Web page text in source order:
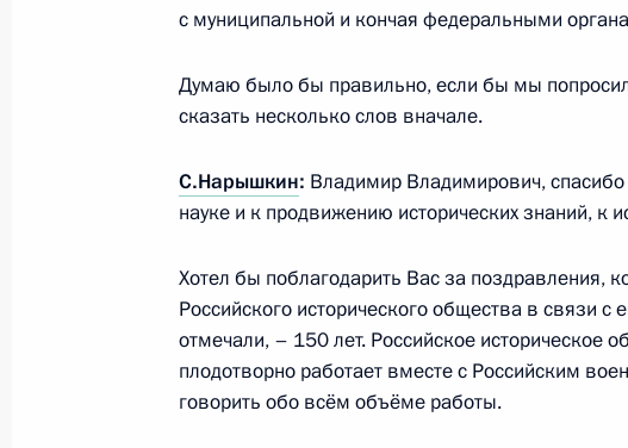
19 июля 2016 года, вторник
Заседание попечительского совета фонда
Встреча с благотворителями фонда «Талант и
19 июля 2016 года, 17:50 Сочи
с муниципальной и кончая федеральными
Думаю было бы правильно, если бы мы
сказать несколько слов вначале.
С.Нарышкин: Владимир Владимирович,
науке и к продвижению исторических знаний, к
Хотел бы поблагодарить Вас за поздравления,
Российского исторического общества в связи
отмечали, – 150 лет. Российское историческое
плодотворно работает вместе с Российским
говорить обо всём объёме работы.